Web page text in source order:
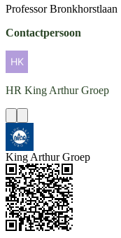
Professor
Contactpersoon
HR King Arthur Groep
King Arthur Groep